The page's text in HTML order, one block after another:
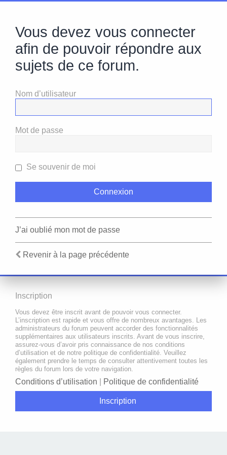
Vous devez vous connecter
afin de pouvoir répondre aux
sujets de ce forum.
Nom d’utilisateur
Mot de passe
Se souvenir de moi
J’ai oublié mon mot de passe
Revenir à la page précédente
Inscription
Vous devez être inscrit avant de pouvoir vous connecter.
L’inscription est rapide et vous offre de nombreux avantages. Les
administrateurs du forum peuvent accorder des fonctionnalités
supplémentaires aux utilisateurs inscrits. Avant de vous inscrire,
assurez-vous d’avoir pris connaissance de nos conditions
d’utilisation et de notre politique de confidentialité. Veuillez
également prendre le temps de consulter attentivement toutes les
règles du forum lors de votre navigation.
Conditions d’utilisation Politique de confidentialité
Inscription